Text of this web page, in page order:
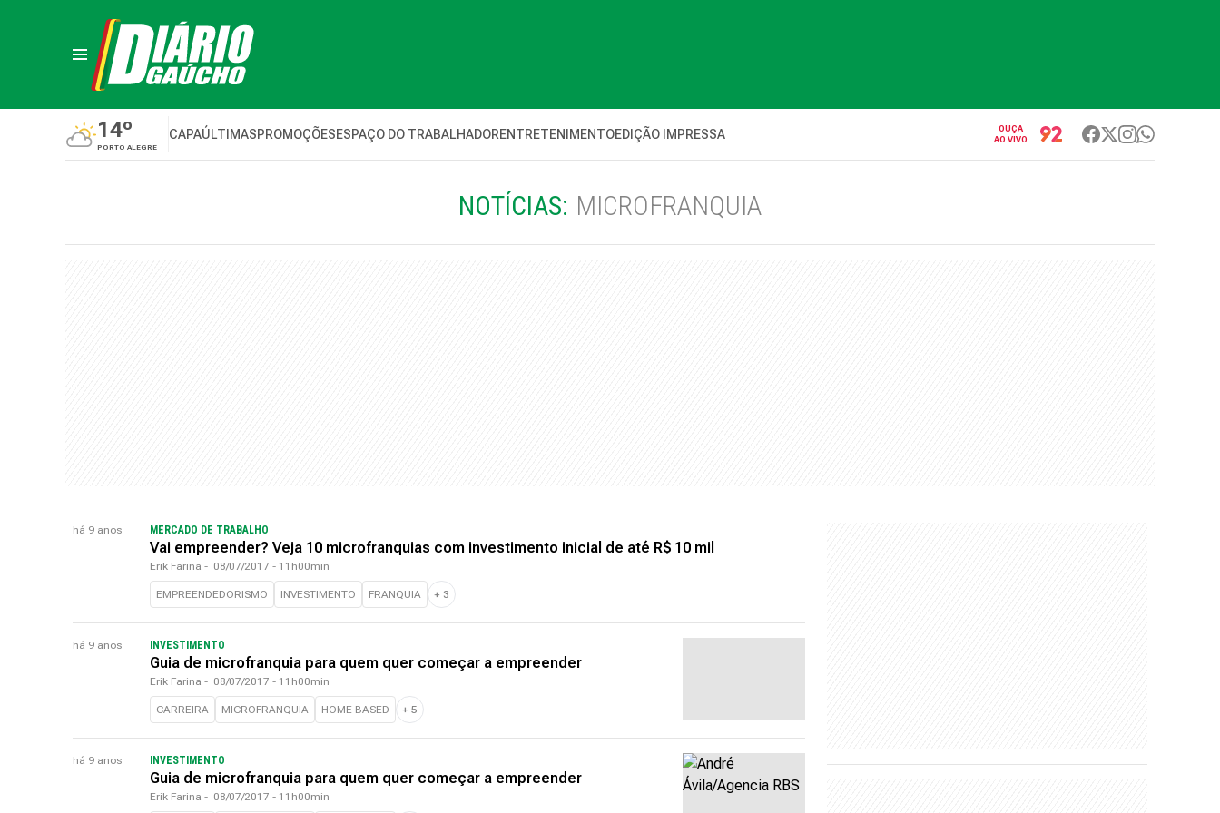
14º
PORTO ALEGRE
CAPAÚLTIMASPROMOÇÕESESPAÇO DO TRABALHADORENTRETENIMENTOEDIÇÃO IMPRESSA
OUÇA
AO VIVO
NOTÍCIAS: MICROFRANQUIA
há 9 anos MERCADO DE TRABALHO
Vai empreender? Veja 10 microfranquias com investimento inicial de até R$ 10 mil
Erik Farina - 08/07/2017 - 11h00min
EMPREENDEDORISMO INVESTIMENTO FRANQUIA + 3
há 9 anos INVESTIMENTO
Guia de microfranquia para quem quer começar a empreender
Erik Farina - 08/07/2017 - 11h00min
CARREIRA MICROFRANQUIA HOME BASED + 5
há 9 anos INVESTIMENTO
Guia de microfranquia para quem quer começar a empreender
Erik Farina - 08/07/2017 - 11h00min